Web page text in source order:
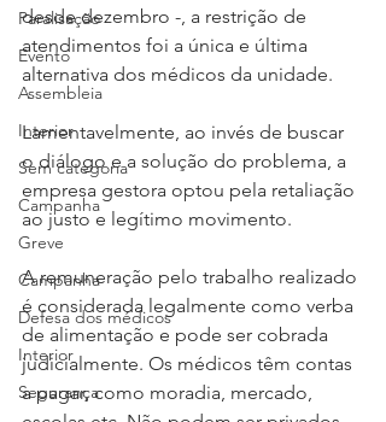
Paralisação
Evento
Assembleia
Interior
Sem categoria
Campanha
Greve
Campanha
Defesa dos médicos
Interior
Segurança
desde dezembro -, a restrição de
atendimentos foi a única e última
alternativa dos médicos da unidade.
Lamentavelmente, ao invés de buscar
o diálogo e a solução do problema, a
empresa gestora optou pela retaliação
ao justo e legítimo movimento.
A remuneração pelo trabalho realizado
é considerada legalmente como verba
de alimentação e pode ser cobrada
judicialmente. Os médicos têm contas
a pagar, como moradia, mercado,